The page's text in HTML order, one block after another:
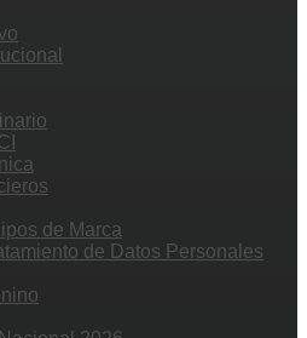
de Marca
de Datos Personales